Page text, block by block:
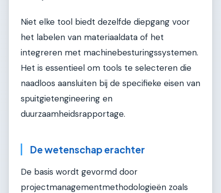
Niet elke tool biedt dezelfde diepgang voor
het labelen van materiaaldata of het
integreren met machinebesturingssystemen.
Het is essentieel om tools te selecteren die
naadloos aansluiten bij de specifieke eisen van
spuitgietengineering en
duurzaamheidsrapportage.
De wetenschap erachter
De basis wordt gevormd door
projectmanagementmethodologieën zoals